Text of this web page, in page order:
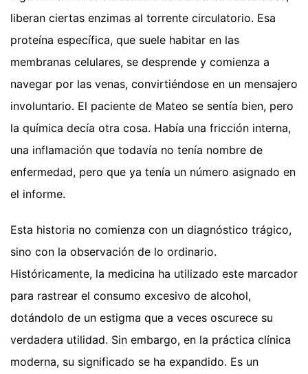
liberan ciertas enzimas al torrente circulatorio. Esa
proteína específica, que suele habitar en las
membranas celulares, se desprende y comienza a
navegar por las venas, convirtiéndose en un mensajero
involuntario. El paciente de Mateo se sentía bien, pero
la química decía otra cosa. Había una fricción interna,
una inflamación que todavía no tenía nombre de
enfermedad, pero que ya tenía un número asignado en
el informe.
Esta historia no comienza con un diagnóstico trágico,
sino con la observación de lo ordinario.
Históricamente, la medicina ha utilizado este marcador
para rastrear el consumo excesivo de alcohol,
dotándolo de un estigma que a veces oscurece su
verdadera utilidad. Sin embargo, en la práctica clínica
moderna, su significado se ha expandido. Es un